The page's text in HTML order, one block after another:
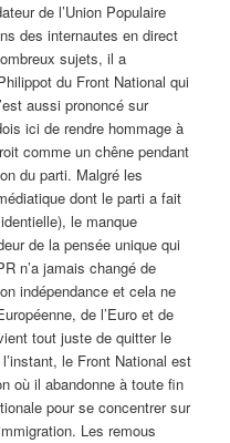
de l’Union Populaire
des internautes en direct
sujets, il a
du Front National qui
aussi prononcé sur
ici de rendre hommage à
comme un chêne pendant
du parti. Malgré les
dont le parti a fait
le manque
de la pensée unique qui
n’a jamais changé de
indépendance et cela ne
de l’Euro et de
tout juste de quitter le
le Front National est
où il abandonne à toute fin
pour se concentrer sur
Les remous